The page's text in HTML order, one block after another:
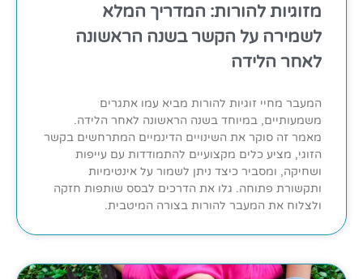
מזוגיות להורות: המדריך המלא
לשמירה על הקשר בשנה הראשונה
לאחר הלידה
המעבר מחיי זוגיות להורות מביא עמו אתגרים
משמעותיים, במיוחד בשנה הראשונה לאחר הלידה.
מאמר זה סוקר את השינויים הדינמיים המתרחשים בקשר
הזוגי, מציע כלים מקצועיים להתמודדות עם עייפות
ושחיקה, ומסביר כיצד ניתן לשמור על אינטימיות
ותקשורת פתוחה. גלו את הדרכים לבסס שותפות חזקה
ולצלוח את המעבר להורות בצורה המיטבית.